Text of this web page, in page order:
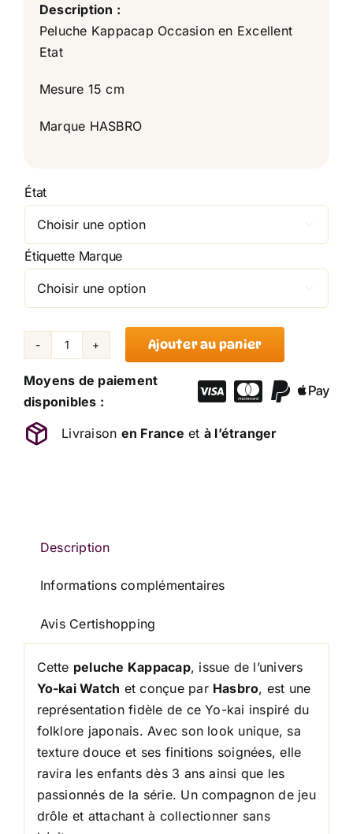
Description :
Peluche Kappacap Occasion en Excellent
Etat
Mesure 15 cm
Marque HASBRO
État

Étiquette Marque

quantité
de
Peluche
Yokai
Ajouter au panier
Moyens de paiement
disponibles :
Livraison en France et à l’étranger
Description
Informations complémentaires
Avis Certishopping
Cette peluche Kappacap, issue de l’univers
Yo-kai Watch et conçue par Hasbro, est une
représentation fidèle de ce Yo-kai inspiré du
folklore japonais. Avec son look unique, sa
texture douce et ses finitions soignées, elle
ravira les enfants dès 3 ans ainsi que les
passionnés de la série. Un compagnon de jeu
drôle et attachant à collectionner sans